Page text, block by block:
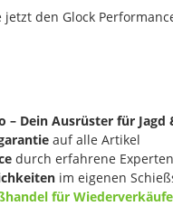
jetzt den Glock
– Dein Ausrüster für Jagd
auf alle Artikel
durch erfahrene Experten
im eigenen
für